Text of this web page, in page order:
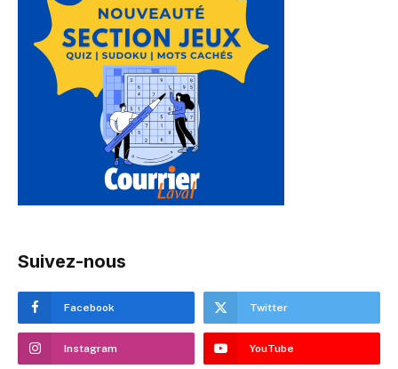
Suivez-nous
Facebook Twitter
Instagram YouTube